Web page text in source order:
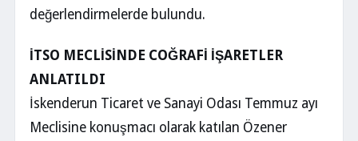
değerlendirmelerde bulundu.
İTSO MECLİSİNDE COĞRAFİ İŞARETLER
ANLATILDI
İskenderun Ticaret ve Sanayi Odası Temmuz ayı
Meclisine konuşmacı olarak katılan Özener